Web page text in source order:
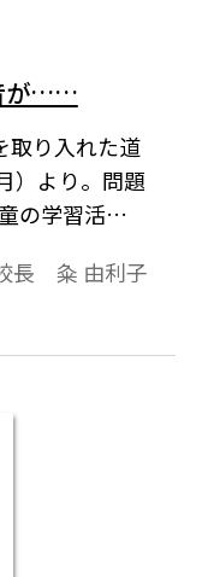
が……
取り入れた道
）より。問題
の学習活動
重するとと
を進んで守
長 粂 由利子